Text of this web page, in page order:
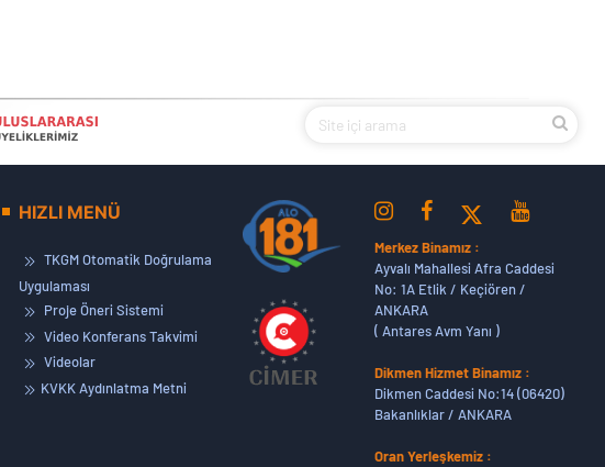
HIZLI MENÜ
TKGM Otomatik Doğrulama
Uygulaması
Proje Öneri Sistemi
Video Konferans Takvimi
Videolar
KVKK Aydınlatma Metni
Merkez Binamız :
Ayvalı Mahallesi Afra Caddesi
No: 1A Etlik / Keçiören /
ANKARA
( Antares Avm Yanı )
Dikmen Hizmet Binamız :
Dikmen Caddesi No:14 (06420)
Bakanlıklar / ANKARA
Oran Yerleşkemiz :